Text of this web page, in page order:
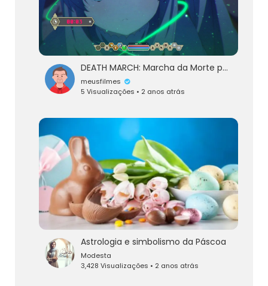
DEATH MARCH: Marcha da Morte para a Rapsódia do Mundo Paralelo - Episódio 9 DUBLADO Português
meusfilmes
5 Visualizações • 2 anos atrás
Astrologia e simbolismo da Páscoa
Modesta
3,428 Visualizações • 2 anos atrás